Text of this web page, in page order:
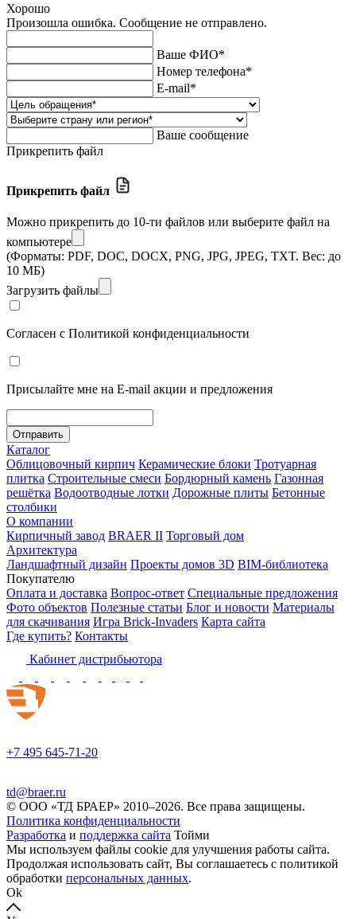
Хорошо
Произошла ошибка. Сообщение не отправлено.
Ваше ФИО*
Номер телефона*
E-mail*
Ваше сообщение
Прикрепить файл
Прикрепить файл
Можно прикрепить до 10-ти файлов или выберите файл на
компьютере
(Форматы: PDF, DOC, DOCX, PNG, JPG, JPEG, TXT. Вес: до
10 МБ)
Загрузить файлы
Согласен с Политикой конфиденциальности
Присылайте мне на E-mail акции и предложения
Отправить
Каталог
Облицовочный кирпич Керамические блоки Тротуарная
плитка Строительные смеси Бордюрный камень Газонная
решётка Водоотводные лотки Дорожные плиты Бетонные
столбики
О компании
Кирпичный завод BRAER II Торговый дом
Архитектура
Ландшафтный дизайн Проекты домов 3D BIM-библиотека
Покупателю
Оплата и доставка Вопрос-ответ Специальные предложения
Фото объектов Полезные статьи Блог и новости Материалы
для скачивания Игра Brick-Invaders Карта сайта
Где купить? Контакты
Кабинет дистрибьютора
+7 495 645-71-20
td@braer.ru
© OOO «ТД БРАЕР» 2010–2026. Все права защищены.
Политика конфиденциальности
Разработка и поддержка сайта Тойми
Мы используем файлы cookie для улучшения работы сайта.
Продолжая использовать сайт, Вы соглашаетесь с политикой
обработки персональных данных.
Ok